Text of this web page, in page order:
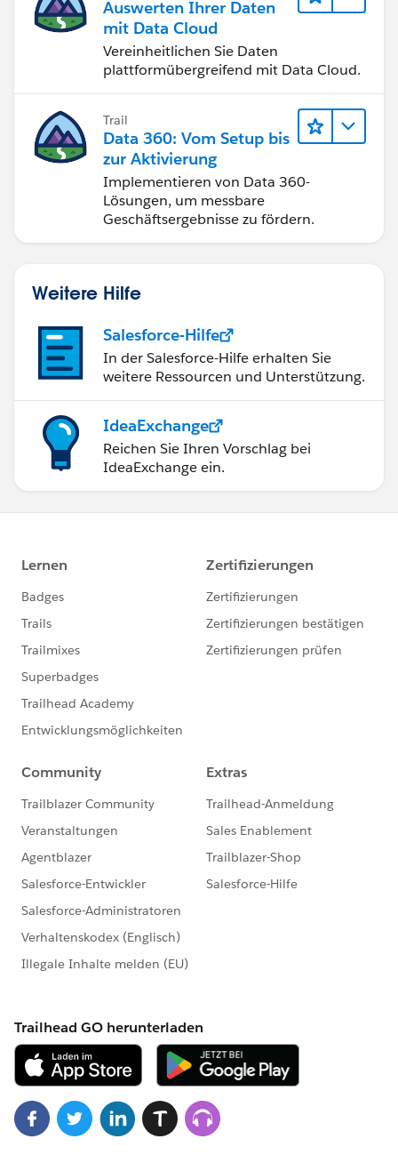
Auswerten Ihrer Daten
mit Data Cloud
Vereinheitlichen Sie Daten
plattformübergreifend mit Data Cloud.
Trail
Data 360: Vom Setup bis
zur Aktivierung
Implementieren von Data 360-
Lösungen, um messbare
Geschäftsergebnisse zu fördern.
Weitere Hilfe
Salesforce-Hilfe
In der Salesforce-Hilfe erhalten Sie
weitere Ressourcen und Unterstützung.
IdeaExchange
Reichen Sie Ihren Vorschlag bei
IdeaExchange ein.